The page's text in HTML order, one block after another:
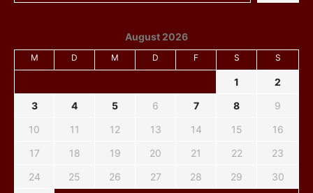
August 2026
M D M D F S S
1
2
3
4 5 6 7 8
9
10
11 12 13 14 15
16
17
18 19 20 21 22
23
24
25 26 27 28 29
30